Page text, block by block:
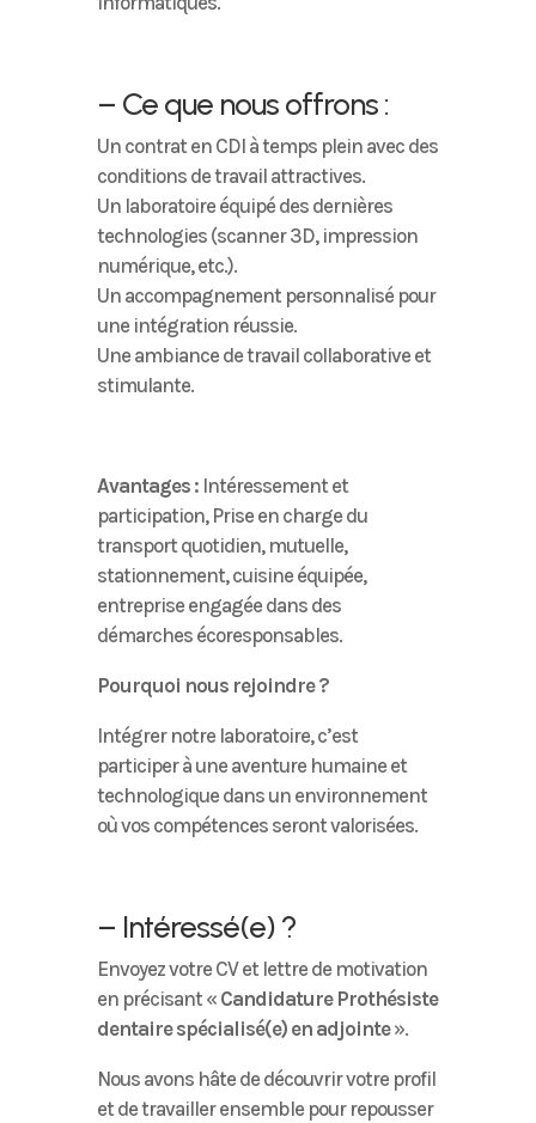
– Ce que nous offrons :
Un contrat en CDI à temps plein avec des
conditions de travail attractives.
Un laboratoire équipé des dernières
technologies (scanner 3D, impression
numérique, etc.).
Un accompagnement personnalisé pour
une intégration réussie.
Une ambiance de travail collaborative et
stimulante.
Avantages :Intéressement et
participation, Prise en charge du
transport quotidien, mutuelle,
stationnement, cuisine équipée,
entreprise engagée dans des
démarches écoresponsables.
Pourquoi nous rejoindre ?
Intégrer notre laboratoire, c’est
participer à une aventure humaine et
technologique dans un environnement
où vos compétences seront valorisées.
– Intéressé(e) ?
Envoyez votre CV et lettre de motivation
en précisant « Candidature Prothésiste
dentaire spécialisé(e) en adjointe».
Nous avons hâte de découvrir votre profil
et de travailler ensemble pour repousser